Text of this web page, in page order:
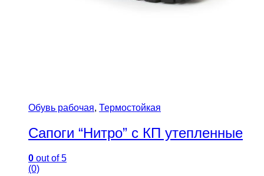
Обувь рабочая, Термостойкая
Сапоги “Нитро” с КП утепленные
0 out of 5
(0)